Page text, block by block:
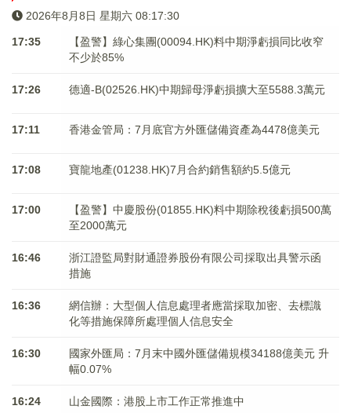
2026年8月8日 星期六 08:17:31
17:35
【盈警】綠心集團(00094.HK)料中期淨虧損同比收窄
不少於85%
17:26 德適-B(02526.HK)中期歸母淨虧損擴大至5588.3萬元
17:11 香港金管局：7月底官方外匯儲備資產為4478億美元
17:08 寶龍地產(01238.HK)7月合約銷售額約5.5億元
17:00
【盈警】中慶股份(01855.HK)料中期除稅後虧損500萬
至2000萬元
16:46
浙江證監局對財通證券股份有限公司採取出具警示函
措施
16:36
網信辦：大型個人信息處理者應當採取加密、去標識
化等措施保障所處理個人信息安全
16:30
國家外匯局：7月末中國外匯儲備規模34188億美元 升
幅0.07%
16:24 山金國際：港股上市工作正常推進中